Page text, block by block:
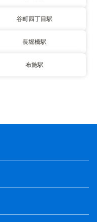
谷町四丁目駅
長堀橋駅
布施駅